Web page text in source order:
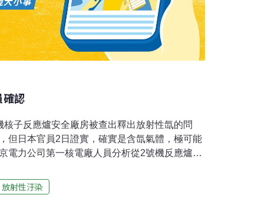
確認
核子反應爐安全廠房被查出釋出放射性氙的問
但日本官員2日證實，確實是含氙氣體，極可能
電力公司第一核電廠人員分析從2號機反應爐安
原子能安全保安院今天晚上宣布，經過日本原
，證實含有氙133及135。安保院的原子能災害
放射性汙染